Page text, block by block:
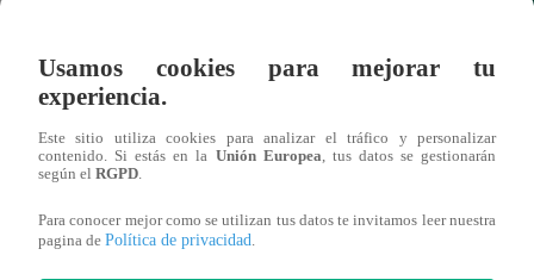
Usamos cookies para mejorar tu
experiencia.
Este sitio utiliza cookies para analizar el tráfico y personalizar
contenido. Si estás en la Unión Europea , tus datos se gestionarán
según el RGPD
Para conocer mejor como se utilizan tus datos te invitamos leer nuestra
pagina de Política de privacidad